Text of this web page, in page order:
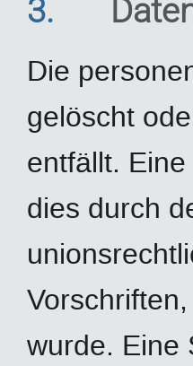
3.
Die
gelöscht
entfällt.
dies durch
wurde. Eine